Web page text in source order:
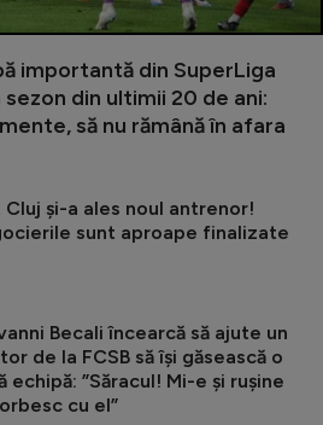
importantă din SuperLiga
din ultimii 20 de ani:
să nu rămână în afara
Cluj și-a ales noul antrenor!
sunt aproape finalizate
Becali încearcă să ajute un
de la FCSB să își găsească o
echipă: ”Săracul! Mi-e și rușine
cu el”